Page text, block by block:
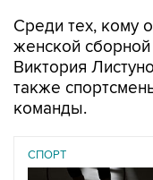
Среди тех, кому
женской
Виктория
также
команды.
СПОРТ